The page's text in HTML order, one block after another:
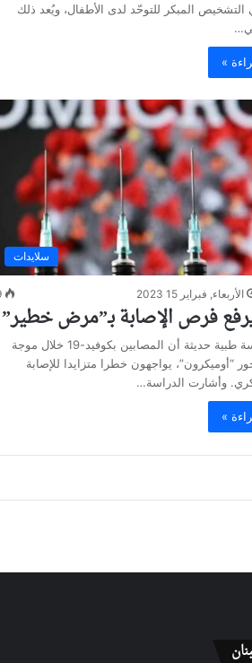
التشخيص المبكر للتوحّد لدى الأطفال، ويُعد ذلك
»
سلايدات
الأربعاء, فبراير 15 2023
فرص الإصابة بـ”مرض خطير”
كشفت دراسة طبية حديثة أن المصابين بكوفيد-19 خلال موجة
“أوميكرون”، يواجهون خطرا متزايدا للإصابة
وأشارت الدراسة…
»